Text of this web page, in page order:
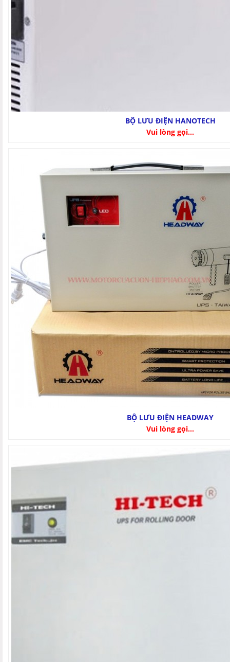
BỘ LƯU ĐIỆN HANOTECH
Vui lòng gọi...
BỘ LƯU ĐIỆN HEADWAY
Vui lòng gọi...